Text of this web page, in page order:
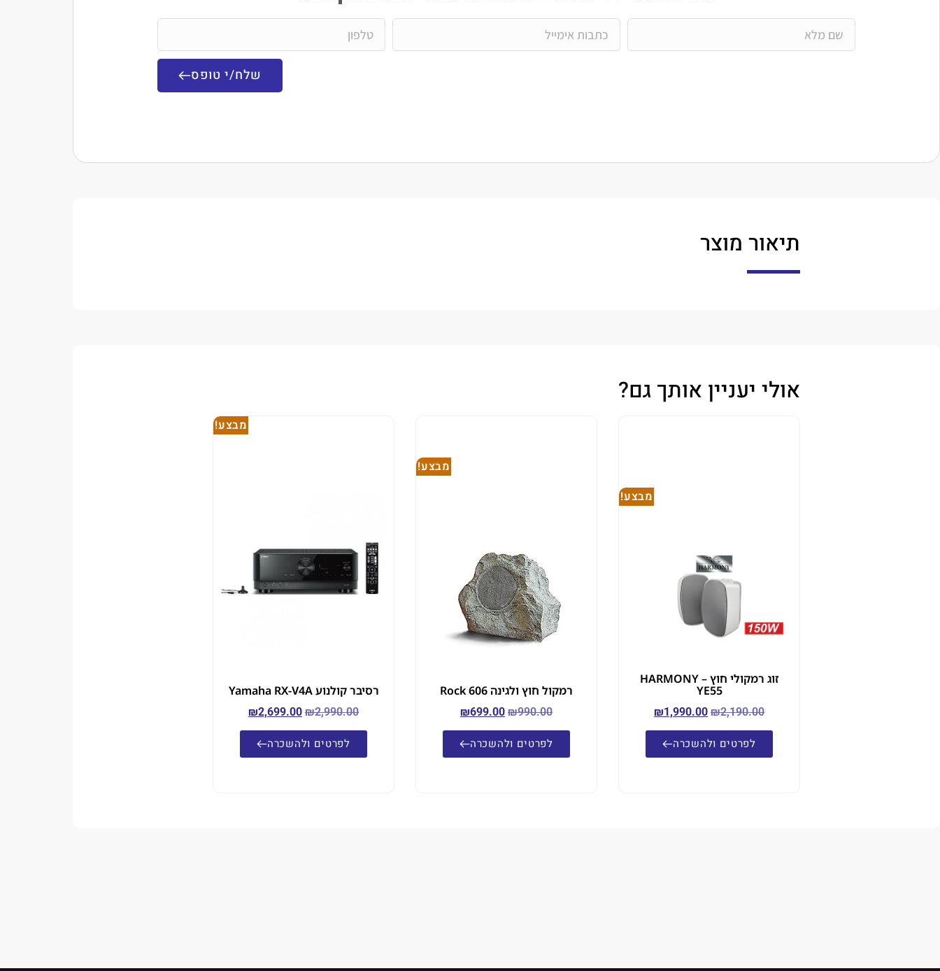
שלח/י טופס
תיאור מוצר
אולי יעניין אותך גם?
מבצע!
זוג רמקולי חוץ – HARMONY
YE55
₪2,190.00
₪1,990.00
לפרטים ולהשכרה
מבצע!
רמקול חוץ ולגינה Rock 606
₪990.00
₪699.00
לפרטים ולהשכרה
מבצע!
רסיבר קולנוע Yamaha RX-V4A
₪2,990.00
₪2,699.00
לפרטים ולהשכרה